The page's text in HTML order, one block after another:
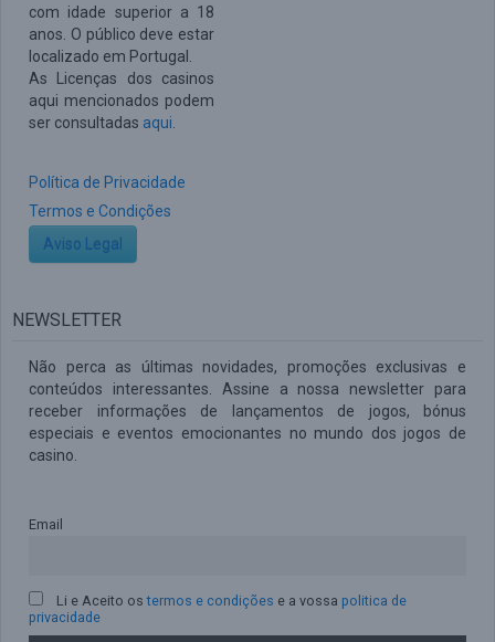
com idade superior a 18
anos. O público deve estar
localizado em Portugal.
As Licenças dos casinos
aqui mencionados podem
ser consultadas aqui
Política de Privacidade
Termos e Condições
Aviso Legal
NEWSLETTER
Não perca as últimas novidades, promoções exclusivas e
conteúdos interessantes. Assine a nossa newsletter para
receber informações de lançamentos de jogos, bónus
especiais e eventos emocionantes no mundo dos jogos de
casino.
Email
Li e Aceito ostermos e condições e a vossa politica de
privacidade